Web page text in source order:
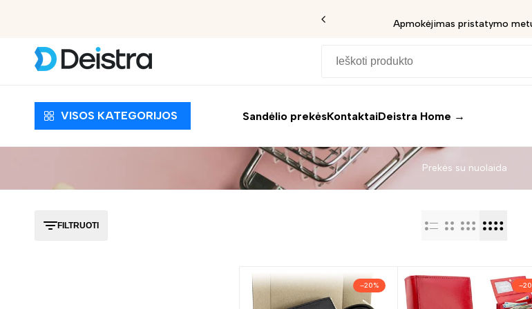
Išpardavimas iki 30%
VISOS KATEGORIJOS Sandėlio prekėsKontaktaiDeistra Home →
Prekės su nuolaida
FILTRUOTI
–20% –20